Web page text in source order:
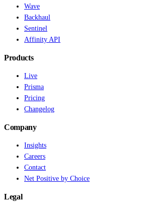
Wave
Backhaul
Sentinel
Affinity API
Products
Live
Prisma
Pricing
Changelog
Company
Insights
Careers
Contact
Net Positive by Choice
Legal